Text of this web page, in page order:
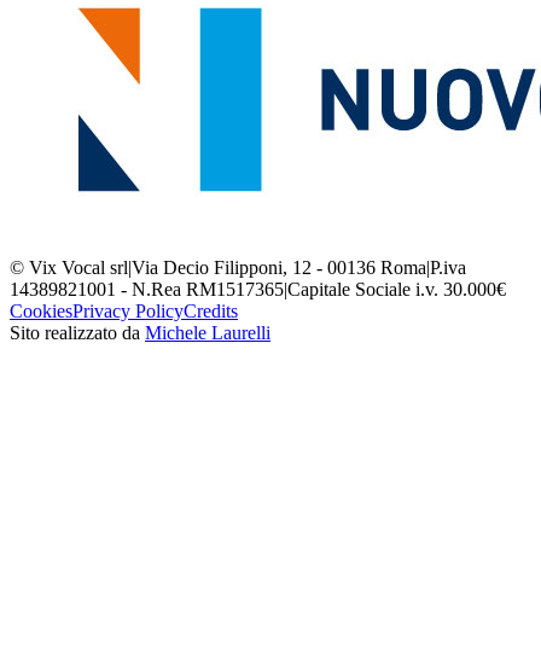
© Vix Vocal srl|Via Decio Filipponi, 12 - 00136 Roma|P.iva
14389821001 - N.Rea RM1517365|Capitale Sociale i.v. 30.000€
CookiesPrivacy PolicyCredits
Sito realizzato da Michele Laurelli